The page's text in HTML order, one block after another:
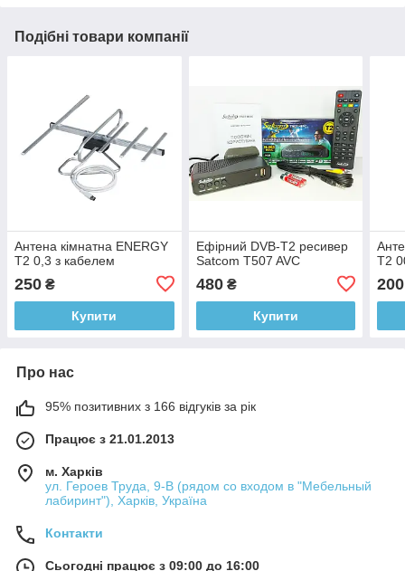
Подібні товари компанії
Антена кімнатна ENERGY
Т2 0,3 з кабелем
250 ₴
Купити
Ефірний DVB-Т2 ресивер
Satcom T507 AVC
480₴
Купити
Т2
200
Про нас
95% позитивних з 166 відгуків за рік
Працює з 21.01.2013
м. Харків
ул. Героев Труда, 9-В (рядом со входом в "Мебельный
лабиринт"), Харків, Україна
Контакти
Сьогодні працює з 09:00 до 16:00